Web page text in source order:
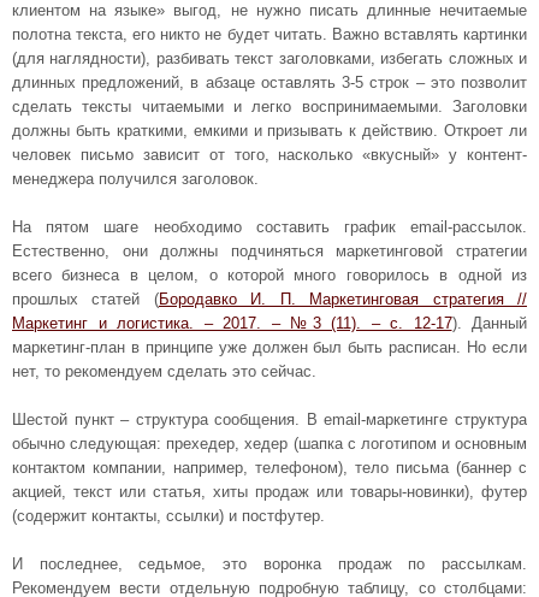
клиентом на языке» выгод, не нужно писать длинные нечитаемые
полотна текста, его никто не будет читать. Важно вставлять картинки
(для наглядности), разбивать текст заголовками, избегать сложных и
длинных предложений, в абзаце оставлять 3-5 строк – это позволит
сделать тексты читаемыми и легко воспринимаемыми. Заголовки
должны быть краткими, емкими и призывать к действию. Откроет ли
человек письмо зависит от того, насколько «вкусный» у контент-
менеджера получился заголовок.
На пятом шаге необходимо составить график email-рассылок.
Естественно, они должны подчиняться маркетинговой стратегии
всего бизнеса в целом, о которой много говорилось в одной из
прошлых статей (Бородавко И. П. Маркетинговая стратегия //
Маркетинг и логистика. – 2017. – №3 (11). – с. 12-17). Данный
маркетинг-план в принципе уже должен был быть расписан. Но если
нет, то рекомендуем сделать это сейчас.
Шестой пункт – структура сообщения. В email-маркетинге структура
обычно следующая: прехедер, хедер (шапка с логотипом и основным
контактом компании, например, телефоном), тело письма (баннер с
акцией, текст или статья, хиты продаж или товары-новинки), футер
(содержит контакты, ссылки) и постфутер.
И последнее, седьмое, это воронка продаж по рассылкам.
Рекомендуем вести отдельную подробную таблицу, со столбцами: